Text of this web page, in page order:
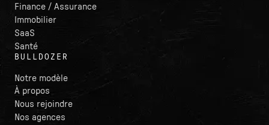
Finance / Assurance
Immobilier
SaaS
Santé
BULLDOZER
Notre modèle
À propos
Nous rejoindre
Nos agences